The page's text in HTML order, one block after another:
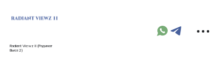
Radiant Viewz II (Радинат
Вьюз 2)